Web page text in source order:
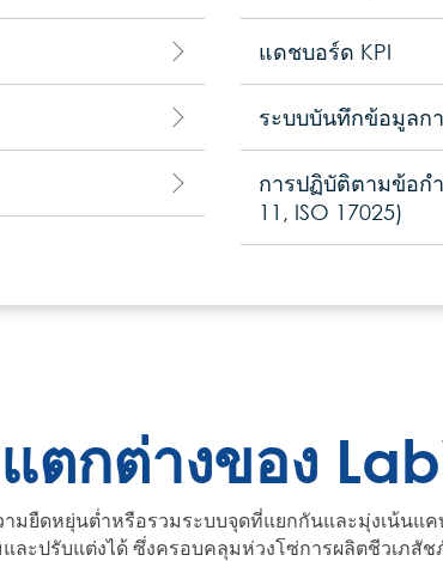
แดชบอร์ด KPI
ระบบบันทึกข้อมูลก
การปฏิบัติตามข้อก
11, ISO 17025)
ตกต่างของ
มยืดหยุ่นต่ำหรือรวมระบบจุดที่แยกกันและมุ่งเน้นแ
ละปรับแต่งได้ ซึ่งครอบคลุมห่วงโซ่การผลิตชีวเภ